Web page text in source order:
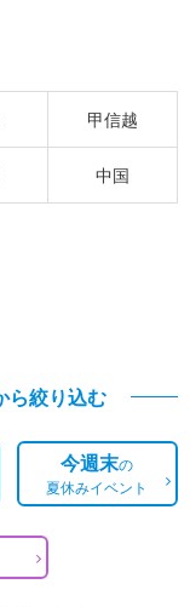
甲信越
中国
ら絞り込む
今週末の
夏休みイベント